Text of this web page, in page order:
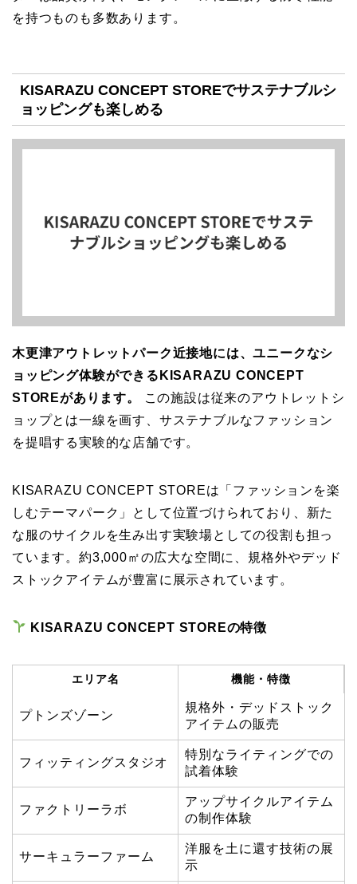
を持つものも多数あります。
KISARAZU CONCEPT STOREでサステナブルシ
ョッピングも楽しめる
木更津アウトレットパーク近接地には、ユニークなシ
ョッピング体験ができるKISARAZU CONCEPT
STOREがあります。
この施設は従来のアウトレットシ
ョップとは一線を画す、サステナブルなファッション
を提唱する実験的な店舗です。
KISARAZU CONCEPT STOREは「ファッションを楽
しむテーマパーク」として位置づけられており、新た
な服のサイクルを生み出す実験場としての役割も担っ
ています。約3,000㎡の広大な空間に、規格外やデッド
ストックアイテムが豊富に展示されています。
KISARAZU CONCEPT STOREの特徴
エリア名 機能・特徴
プトンズゾーン
規格外・デッドストック
アイテムの販売
フィッティングスタジオ
特別なライティングでの
試着体験
ファクトリーラボ
アップサイクルアイテム
の制作体験
サーキュラーファーム
洋服を土に還す技術の展
示